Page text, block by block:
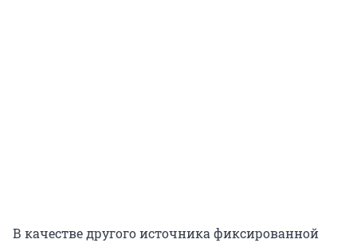
В качестве другого источника фиксированной